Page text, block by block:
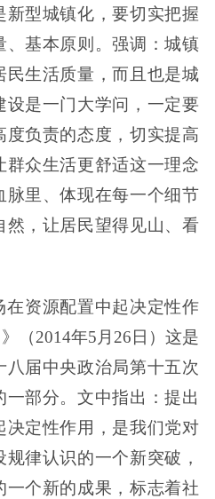
新型城镇化，要切实把握
、基本原则。强调：城镇
民生活质量，而且也是城
是一门大学问，一定要
负责的态度，切实提高
众生活更舒适这一理念
脉里、体现在每一个细节
然，让居民望得见山、看
资源配置中起决定性作
（2014年5月26日）这是
届中央政治局第十五次
部分。文中指出：提出
决定性作用，是我们党对
律认识的一个新突破，
一个新的成果，标志着社